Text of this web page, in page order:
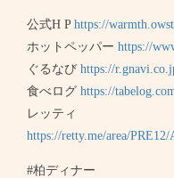
公式H P https://
ホットペッパー https://
ぐるなび https://
食べログ https://
レッティ
https://retty.me/area/
#柏ディナー